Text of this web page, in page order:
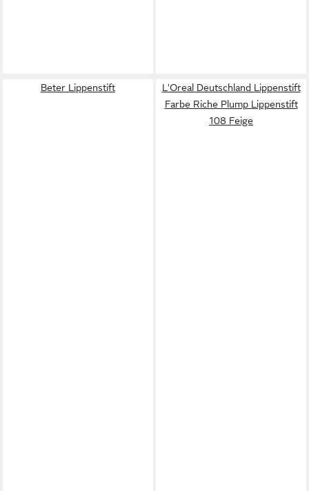
Beter Lippenstift
L'Oreal Deutschland Lippenstift
Farbe Riche Plump Lippenstift
108 Feige